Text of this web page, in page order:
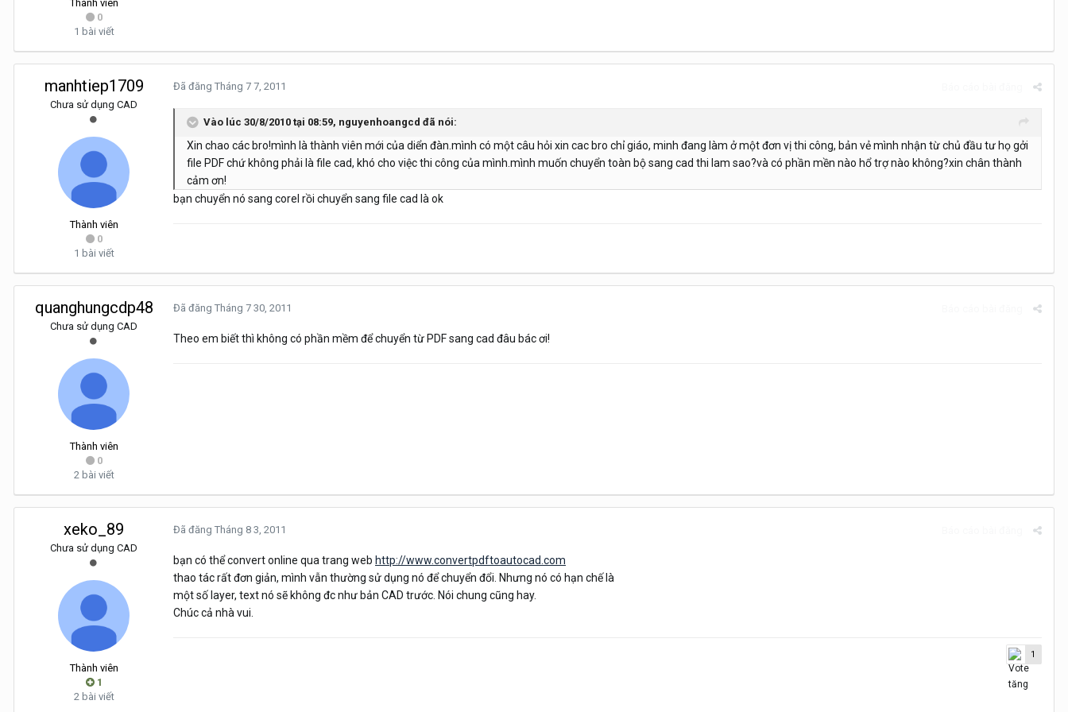
Thành viên
0
1 bài viết
manhtiep1709
Chưa sử dụng CAD
Thành viên
0
1 bài viết
Đã đăng Tháng 7 7, 2011
Vào lúc 30/8/2010 tại 08:59, nguyenhoangcd đã nói:
Xin chao các bro!mình là thành viên mới của diển đàn.mình có một câu hỏi xin cac bro chỉ giáo, minh đang làm ở một đơn vị thi công, bản vẻ mình nhận từ chủ đầu tư họ gởi
file PDF chứ không phải là file cad, khó cho việc thi công của mình.mình muốn chuyển toàn bộ sang cad thi lam sao?và có phần mền nào hổ trợ nào không?xin chân thành
cảm ơn!
bạn chuyển nó sang corel rồi chuyển sang file cad là ok
quanghungcdp48
Chưa sử dụng CAD
Thành viên
0
2 bài viết
Đã đăng Tháng 7 30, 2011
Theo em biết thì không có phần mềm để chuyển từ PDF sang cad đâu bác ơi!
xeko_89
Chưa sử dụng CAD
Thành viên
1
2 bài viết
Đã đăng Tháng 8 3, 2011
bạn có thể convert online qua trang web http://www.convertpdftoautocad.com
thao tác rất đơn giản, mình vẫn thường sử dụng nó để chuyển đổi. Nhưng nó có hạn chế là
một số layer, text nó sẽ không đc như bản CAD trước. Nói chung cũng hay.
Chúc cả nhà vui.
1